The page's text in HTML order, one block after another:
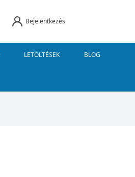
Bejelentkezés
LETÖLTÉSEK BLOG